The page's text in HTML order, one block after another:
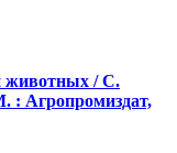
животных / С.
: Агропромиздат,